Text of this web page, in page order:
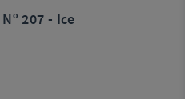
207 - Ice